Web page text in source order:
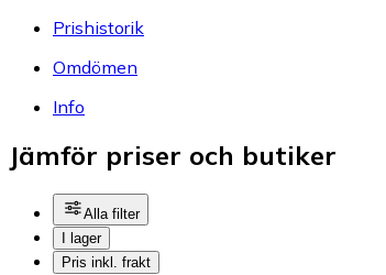
Prishistorik
Omdömen
Info
Jämför priser och butiker
Alla filter
I lager
Pris inkl. frakt